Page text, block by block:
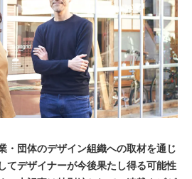
・団体のデザイン組織への取材を通じ
てデザイナーが今後果たし得る可能性